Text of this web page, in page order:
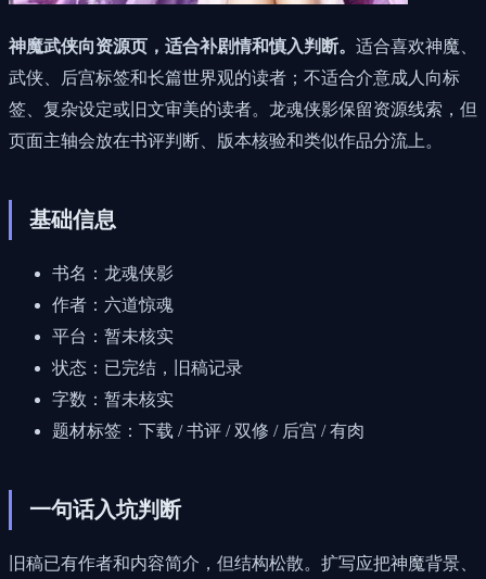
神魔武侠向资源页，适合补剧情和慎入判断。 适合喜欢神魔、
武侠、后宫标签和长篇世界观的读者；不适合介意成人向标
签、复杂设定或旧文审美的读者。龙魂侠影保留资源线索，但
页面主轴会放在书评判断、版本核验和类似作品分流上。
基础信息
书名：龙魂侠影
作者：六道惊魂
平台：暂未核实
状态：已完结，旧稿记录
字数：暂未核实
题材标签：下载 / 书评 / 双修 / 后宫 / 有肉
一句话入坑判断
旧稿已有作者和内容简介，但结构松散。扩写应把神魔背景、